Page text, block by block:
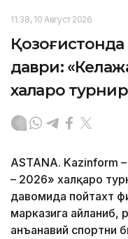
11:38, 10 Август 2026
даври:
халқаро
ASTANA. Kazinform
– 2026» халқаро
давомида пойтахт
марказига айланиб,
анъанавий спортни